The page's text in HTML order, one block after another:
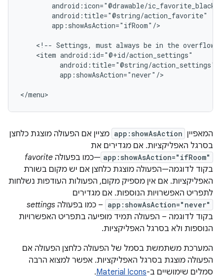
app:showAsAction="ifRoom"/>
<!-- Settings, must always be in the overflow.
<item
app:showAsAction="never"/>
</menu>
המאפיין app:showAsAction מציין אם הפעולה מוצגת כלחצן
בסרגל האפליקציות. אם מגדירים את
app:showAsAction="ifRoom" —כמו בפעולה favorite
בקוד לדוגמה—הפעולה מוצגת כלחצן אם יש מקום בשורת
האפליקציות. אם אין מספיק מקום, הפעולות העודפות נשלחות
לתפריט האפשרויות הנוספות. אם מגדירים
app:showAsAction="never" – כמו בפעולה settings
בקוד לדוגמה – הפעולה תמיד מופיעה בתפריט האפשרויות
הנוספות ולא בסרגל האפליקציות.
המערכת משתמשת בסמל של הפעולה כלחצן הפעולה אם
הפעולה מוצגת בסרגל האפליקציות. אפשר למצוא הרבה
סמלים שימושיים ב-Material Icons
.